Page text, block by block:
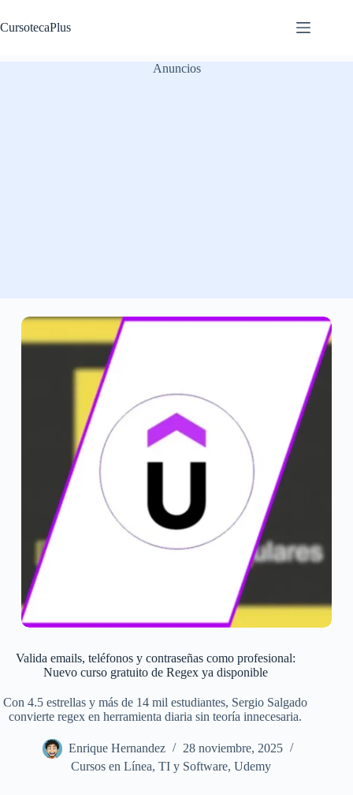
al
contenido
CursotecaPlus
Anuncios
Valida emails, teléfonos y contraseñas como profesional:
Nuevo curso gratuito de Regex ya disponible
Con 4.5 estrellas y más de 14 mil estudiantes, Sergio Salgado
convierte regex en herramienta diaria sin teoría innecesaria.
Enrique Hernandez
28 noviembre, 2025
Cursos en Línea,TI y Software,Udemy